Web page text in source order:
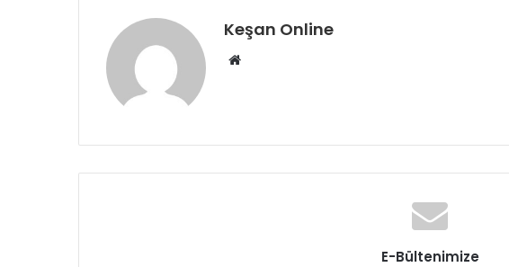
Keşan Online
Web
E-Bültenimize